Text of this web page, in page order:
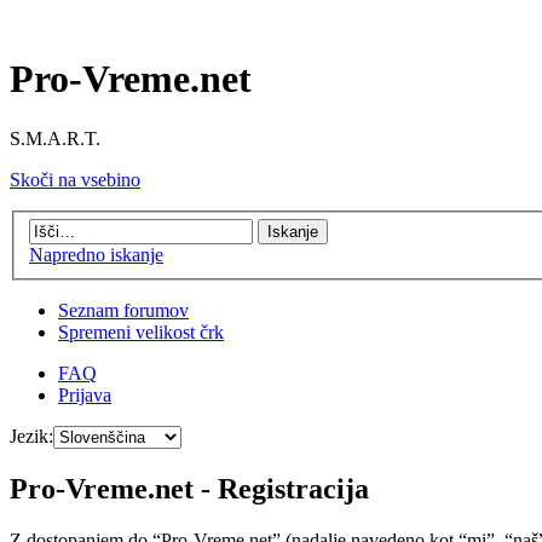
Pro-Vreme.net
S.M.A.R.T.
Skoči na vsebino
Napredno iskanje
Seznam forumov
Spremeni velikost črk
FAQ
Prijava
Jezik:
Pro-Vreme.net - Registracija